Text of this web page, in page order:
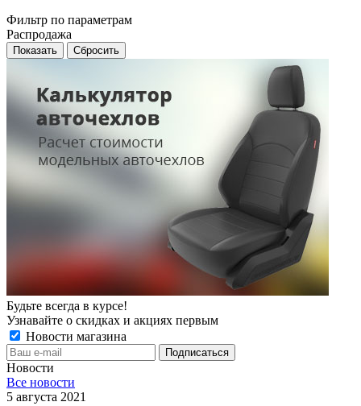
Фильтр по параметрам
Распродажа
Сбросить
Будьте всегда в курсе!
Узнавайте о скидках и акциях первым
Новости магазина
Новости
Все новости
5 августа 2021